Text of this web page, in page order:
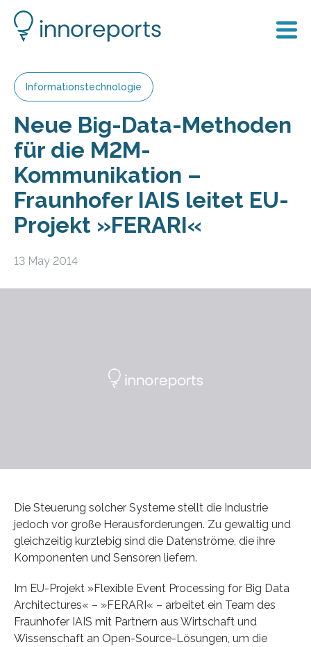
Informationstechnologie
Neue Big-Data-Methoden
für die M2M-
Kommunikation –
Fraunhofer IAIS leitet EU-
Projekt »FERARI«
13 May 2014
Die Steuerung solcher Systeme stellt die Industrie
jedoch vor große Herausforderungen. Zu gewaltig und
gleichzeitig kurzlebig sind die Datenströme, die ihre
Komponenten und Sensoren liefern.
Im EU-Projekt »Flexible Event Processing for Big Data
Architectures« – »FERARI« – arbeitet ein Team des
Fraunhofer IAIS mit Partnern aus Wirtschaft und
Wissenschaft an Open-Source-Lösungen, um die